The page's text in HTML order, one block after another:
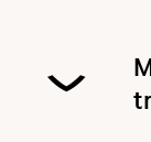
enheter
og mange
(jakt,